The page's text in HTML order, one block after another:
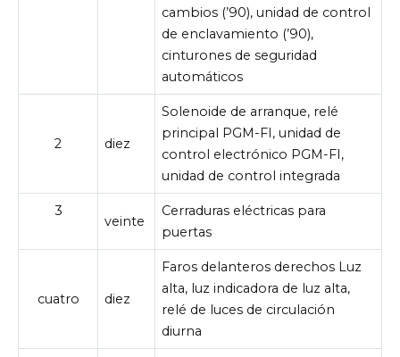
cambios (’90), unidad de control
de enclavamiento (’90),
cinturones de seguridad
automáticos
2 diez
Solenoide de arranque, relé
principal PGM-FI, unidad de
control electrónico PGM-FI,
unidad de control integrada
3
veinte
Cerraduras eléctricas para
puertas
cuatro diez
Faros delanteros derechos Luz
alta, luz indicadora de luz alta,
relé de luces de circulación
diurna